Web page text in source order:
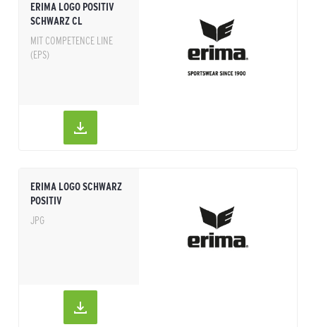
ERIMA LOGO POSITIV
SCHWARZ CL
MIT COMPETENCE LINE
(EPS)
ERIMA LOGO SCHWARZ
POSITIV
JPG